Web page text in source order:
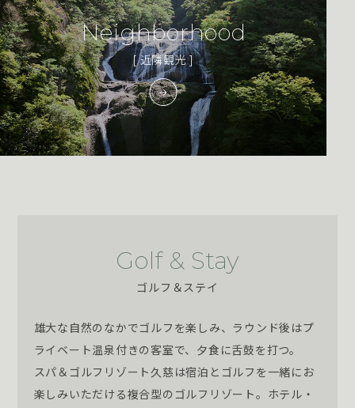
Neighborhood
[ 近隣観光 ]
Golf & Stay
ゴルフ＆ステイ
雄大な自然のなかでゴルフを楽しみ、ラウンド後はプ
ライベート温泉付きの客室で、夕食に舌鼓を打つ。
スパ＆ゴルフリゾート久慈は宿泊とゴルフを一緒にお
楽しみいただける複合型のゴルフリゾート。ホテル・